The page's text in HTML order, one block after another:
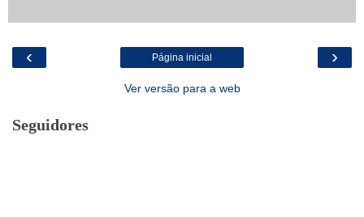
‹ ›
Página inicial
Ver versão para a web
Seguidores